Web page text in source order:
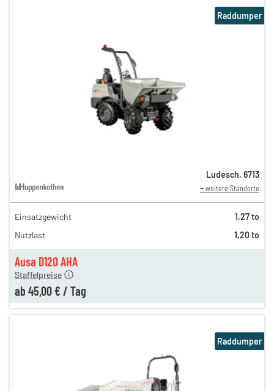
Ausa D120 AHA
130,00 €
64,00 €
Staffelpreise
ab 45,00 € / Tag
Raddumper
Ludesch, 6713
+ weitere Standorte
Einsatzgewicht
1,27 to
Nutzlast
1,20 to
Raddumper